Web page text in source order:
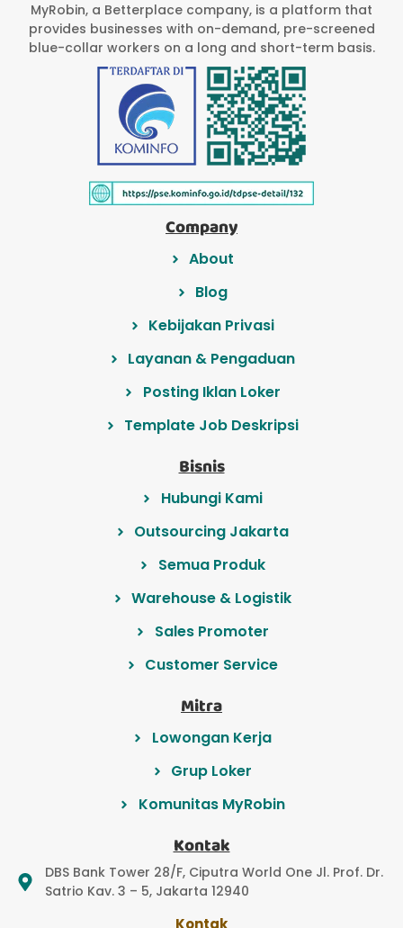
MyRobin, a Betterplace company, is a platform that
provides businesses with on-demand, pre-screened
blue-collar workers on a long and short-term basis.
Company
About
Blog
Kebijakan Privasi
Layanan & Pengaduan
Posting Iklan Loker
Template Job Deskripsi
Bisnis
Hubungi Kami
Outsourcing Jakarta
Semua Produk
Warehouse & Logistik
Sales Promoter
Customer Service
Mitra
Lowongan Kerja
Grup Loker
Komunitas MyRobin
Kontak
DBS Bank Tower 28/F, Ciputra World One Jl. Prof. Dr.
Satrio Kav. 3 – 5, Jakarta 12940
Kontak